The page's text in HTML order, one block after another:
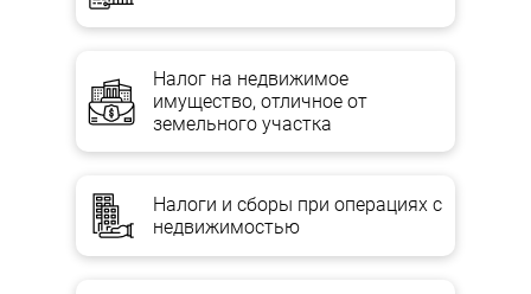
Налог на недвижимое
имущество, отличное от
земельного участка
Налоги и сборы при операциях с
недвижимостью